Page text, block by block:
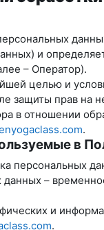
и
– Оператор).
целью и
защиты прав на
в отношении
.
в
персональных
–
и
.